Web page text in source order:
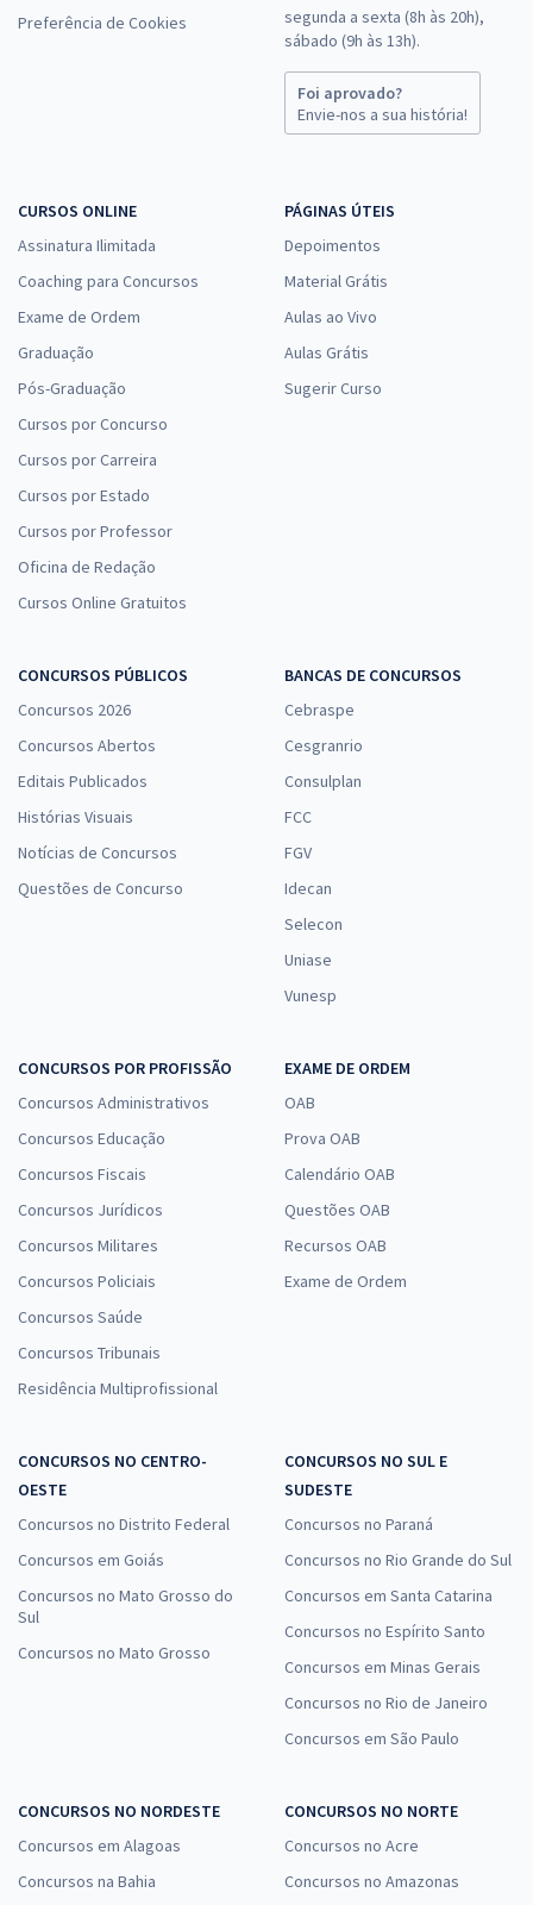
Preferência de Cookies
segunda a sexta (8h às 20h),
sábado (9h às 13h).
Foi aprovado?
Envie-nos a sua história!
CURSOS ONLINE
Assinatura Ilimitada
Coaching para Concursos
Exame de Ordem
Graduação
Pós-Graduação
Cursos por Concurso
Cursos por Carreira
Cursos por Estado
Cursos por Professor
Oficina de Redação
Cursos Online Gratuitos
PÁGINAS ÚTEIS
Depoimentos
Material Grátis
Aulas ao Vivo
Aulas Grátis
Sugerir Curso
CONCURSOS PÚBLICOS
Concursos 2026
Concursos Abertos
Editais Publicados
Histórias Visuais
Notícias de Concursos
Questões de Concurso
BANCAS DE CONCURSOS
Cebraspe
Cesgranrio
Consulplan
FCC
FGV
Idecan
Selecon
Uniase
Vunesp
CONCURSOS POR PROFISSÃO
Concursos Administrativos
Concursos Educação
Concursos Fiscais
Concursos Jurídicos
Concursos Militares
Concursos Policiais
Concursos Saúde
Concursos Tribunais
Residência Multiprofissional
EXAME DE ORDEM
OAB
Prova OAB
Calendário OAB
Questões OAB
Recursos OAB
Exame de Ordem
CONCURSOS NO CENTRO-
OESTE
Concursos no Distrito Federal
Concursos em Goiás
Concursos no Mato Grosso do
Sul
Concursos no Mato Grosso
CONCURSOS NO SUL E
SUDESTE
Concursos no Paraná
Concursos no Rio Grande do Sul
Concursos em Santa Catarina
Concursos no Espírito Santo
Concursos em Minas Gerais
Concursos no Rio de Janeiro
Concursos em São Paulo
CONCURSOS NO NORDESTE
Concursos em Alagoas
Concursos na Bahia
CONCURSOS NO NORTE
Concursos no Acre
Concursos no Amazonas